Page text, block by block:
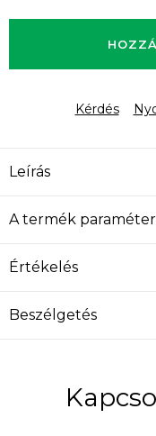
Kérdés
Leírás
A termék
Értékelés
Beszélgetés